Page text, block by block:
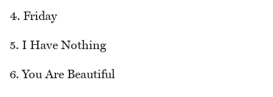
4. Friday
5. I Have Nothing
6. You Are Beautiful